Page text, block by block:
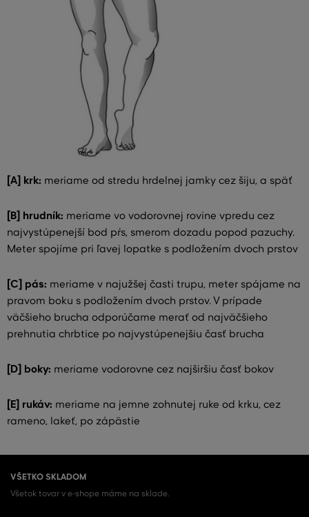
[A] krk: meriame od stredu hrdelnej jamky cez šiju, a späť
[B] hrudník: meriame vo vodorovnej rovine vpredu cez
najvystúpenejší bod pŕs, smerom dozadu popod pazuchy.
Meter spojíme pri ľavej lopatke s podložením dvoch prstov
[C] pás: meriame v najužšej časti trupu, meter spájame na
pravom boku s podložením dvoch prstov. V prípade
väčšieho brucha odporúčame merať od najväčšieho
prehnutia chrbtice po najvystúpenejšiu časť brucha
[D] boky: meriame vodorovne cez najširšiu časť bokov
[E] rukáv: meriame na jemne zohnutej ruke od krku, cez
rameno, lakeť, po zápästie
VŠETKO SKLADOM
Všetok tovar v e-shope máme na sklade.